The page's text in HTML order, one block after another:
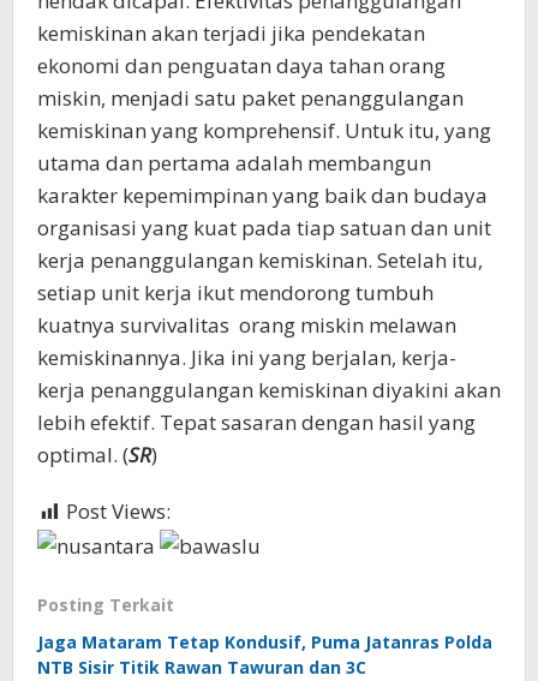
kemiskinan akan terjadi jika pendekatan
ekonomi dan penguatan daya tahan orang
miskin, menjadi satu paket penanggulangan
kemiskinan yang komprehensif. Untuk itu, yang
utama dan pertama adalah membangun
karakter kepemimpinan yang baik dan budaya
organisasi yang kuat pada tiap satuan dan unit
kerja penanggulangan kemiskinan. Setelah itu,
setiap unit kerja ikut mendorong tumbuh
kuatnya survivalitas orang miskin melawan
kemiskinannya. Jika ini yang berjalan, kerja-
kerja penanggulangan kemiskinan diyakini akan
lebih efektif. Tepat sasaran dengan hasil yang
optimal. (SR)
Post Views:
Posting Terkait
Jaga Mataram Tetap Kondusif, Puma Jatanras Polda
NTB Sisir Titik Rawan Tawuran dan 3C